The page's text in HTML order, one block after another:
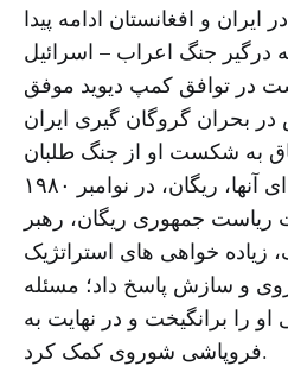
و افغانستان ادامه پیدا
درگیر جنگ اعراب – اسرائیل
در توافق کمپ دیوید موفق
بحران گروگان گیری ایران
به شکست او از جنگ طلبان
جمهوری خواه و کاندیدای آنها، ریگان، در نوامبر ۱۹۸۰
جمهوری ریگان، رهبر
زیاده خواهی های استراتژیک
روی و سازش پاسخ داد؛ مسئله
را برانگیخت و در نهایت به
فروپاشی شوروی کمک کرد.